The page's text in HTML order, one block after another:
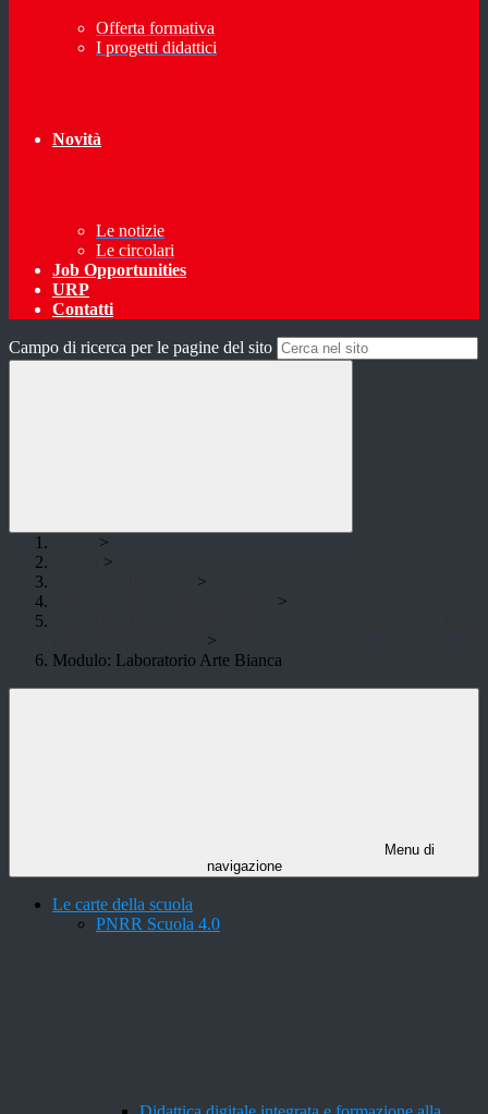
Offerta formativa
I progetti didattici
Novità
Le notizie
Le circolari
Job Opportunities
URP
Contatti
Campo di ricerca per le pagine del sito
>
>
>
>
>
Modulo: Laboratorio Arte Bianca
Menu di
navigazione
Le carte della scuola
PNRR Scuola 4.0